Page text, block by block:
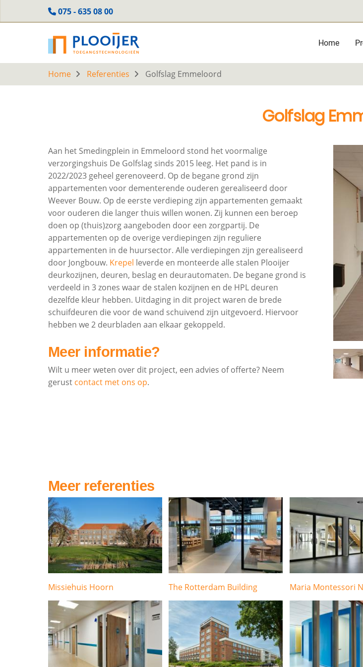
075 - 635 08 00
Main
Home
Home Referenties Golfslag Emmeloord
Golfslag
Aan het Smedingplein in Emmeloord stond het voormalige
verzorgingshuis De Golfslag sinds 2015 leeg. Het pand is in
2022/2023 geheel gerenoveerd. Op de begane grond zijn
appartementen voor dementerende ouderen gerealiseerd door
Weever Bouw. Op de eerste verdieping zijn appartementen gemaakt
voor ouderen die langer thuis willen wonen. Zij kunnen een beroep
doen op (thuis)zorg aangeboden door een zorgpartij. De
appartementen op de overige verdiepingen zijn reguliere
appartementen in de huursector. Alle verdiepingen zijn gerealiseerd
door Jongbouw. Krepel leverde en monteerde alle stalen Plooijer
deurkozijnen, deuren, beslag en deurautomaten. De begane grond is
verdeeld in 3 zones waar de stalen kozijnen en de HPL deuren
dezelfde kleur hebben. Uitdaging in dit project waren de brede
schuifdeuren die voor de wand schuivend zijn uitgevoerd. Hiervoor
hebben we 2 deurbladen aan elkaar gekoppeld.
Meer informatie?
Wilt u meer weten over dit project, een advies of offerte? Neem
gerust contact met ons op.
Meer referenties
Missiehuis Hoorn The Rotterdam Building Maria Montessori